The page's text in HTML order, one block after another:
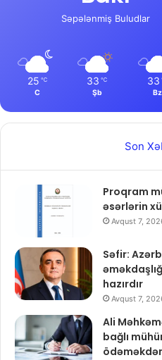
Səpələnmiş Buludlar
25 ℃
C
33 ℃
Şb
33
Bz
Son
Proqram
əsərlərin
Avqust 7,
Səfir:
hazırdır
Avqust 7,
Ali
bağlı